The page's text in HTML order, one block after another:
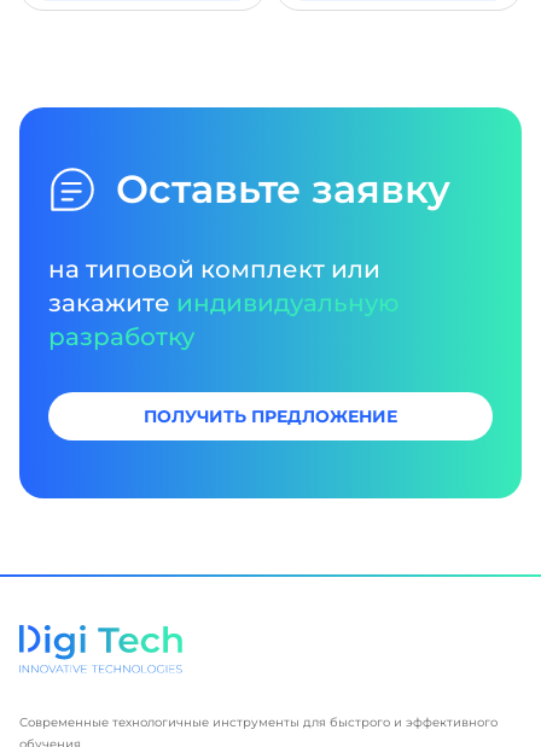
методом газификации
Оставьте заявку
на типовой комплект или
закажите индивидуальную
разработку
ПОЛУЧИТЬ ПРЕДЛОЖЕНИЕ
Современные технологичные инструменты для быстрого и эффективного